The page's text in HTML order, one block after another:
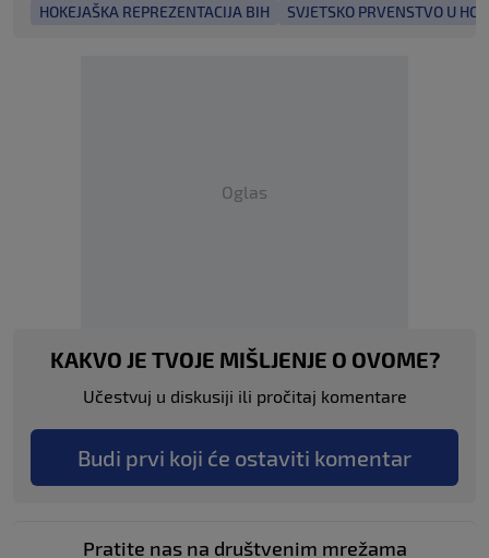
HOKEJAŠKA REPREZENTACIJA BIH SVJETSKO PRVENSTVO U
Oglas
KAKVO JE TVOJE MIŠLJENJE O OVOME?
Učestvuj u diskusiji ili pročitaj komentare
Budi prvi koji će ostaviti komentar
Pratite nas na društvenim mrežama